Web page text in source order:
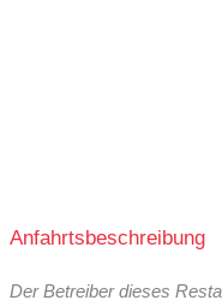
Anfahrtsbeschreibung
Der Betreiber dieses